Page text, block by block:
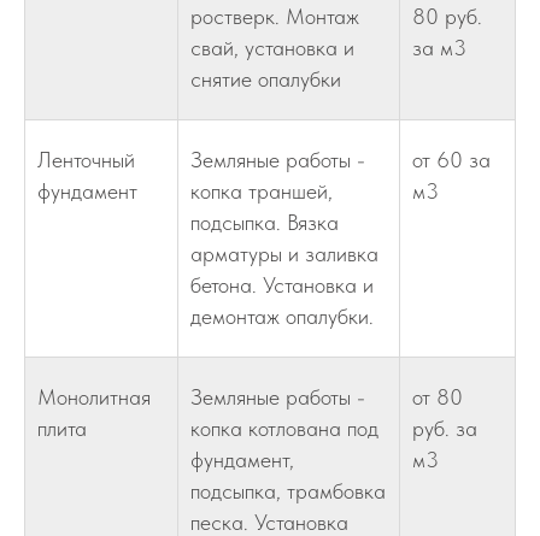
ростверк. Монтаж
свай, установка и
снятие опалубки
80 руб.
за м3
Ленточный
фундамент
Земляные работы -
копка траншей,
подсыпка. Вязка
арматуры и заливка
бетона. Установка и
демонтаж опалубки.
от 60 за
м3
Монолитная
плита
Земляные работы -
копка котлована под
фундамент,
подсыпка, трамбовка
песка. Установка
от 80
руб. за
м3